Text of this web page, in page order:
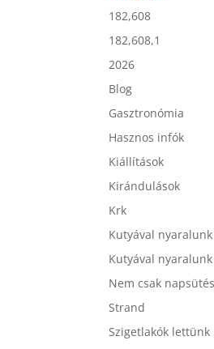
182,608
182,608,1
2026
Blog
Gasztronómia
Hasznos infók
Kiállítások
Kirándulások
Krk
Kutyával nyaralunk
Kutyával nyaralunk
Nem csak
Strand
Szigetlakók lettünk